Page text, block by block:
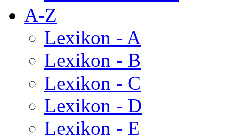
A-Z
Lexikon - A
Lexikon - B
Lexikon - C
Lexikon - D
Lexikon - E